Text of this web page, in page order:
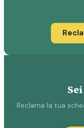
Reclama la tua